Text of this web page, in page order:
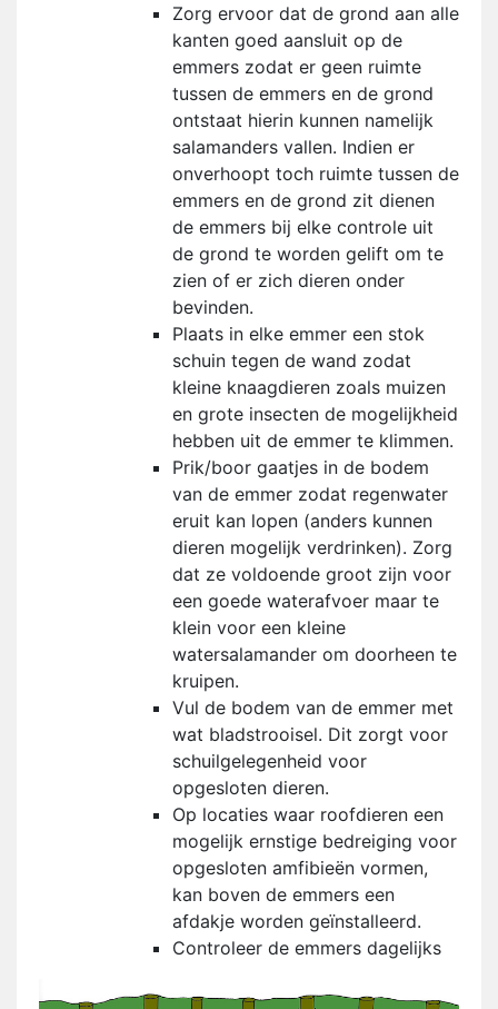
Zorg ervoor dat de grond aan alle
kanten goed aansluit op de
emmers zodat er geen ruimte
tussen de emmers en de grond
ontstaat hierin kunnen namelijk
salamanders vallen. Indien er
onverhoopt toch ruimte tussen de
emmers en de grond zit dienen
de emmers bij elke controle uit
de grond te worden gelift om te
zien of er zich dieren onder
bevinden.
Plaats in elke emmer een stok
schuin tegen de wand zodat
kleine knaagdieren zoals muizen
en grote insecten de mogelijkheid
hebben uit de emmer te klimmen.
Prik/boor gaatjes in de bodem
van de emmer zodat regenwater
eruit kan lopen (anders kunnen
dieren mogelijk verdrinken). Zorg
dat ze voldoende groot zijn voor
een goede waterafvoer maar te
klein voor een kleine
watersalamander om doorheen te
kruipen.
Vul de bodem van de emmer met
wat bladstrooisel. Dit zorgt voor
schuilgelegenheid voor
opgesloten dieren.
Op locaties waar roofdieren een
mogelijk ernstige bedreiging voor
opgesloten amfibieën vormen,
kan boven de emmers een
afdakje worden geïnstalleerd.
Controleer de emmers dagelijks